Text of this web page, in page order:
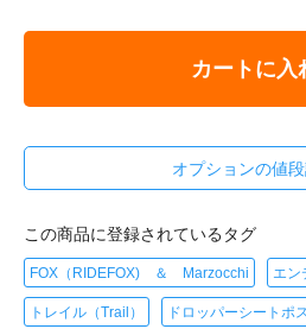
カートに入
オプションの値
この商品に登録されているタグ
FOX（RIDEFOX) ＆ Marzocchi エン
トレイル（Trail） ドロッパーシートポ